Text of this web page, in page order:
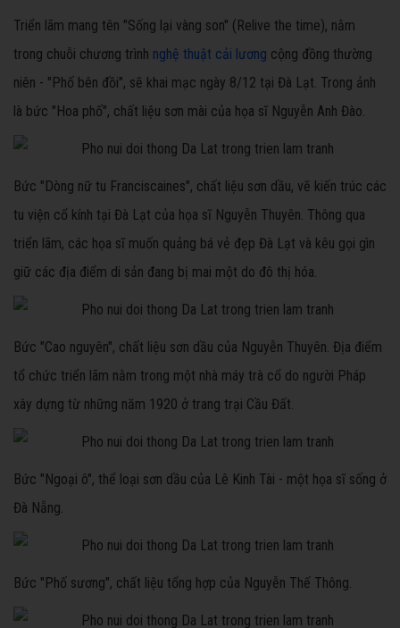
Triển lãm mang tên "Sống lại vàng son" (Relive the time), nằm
trong chuỗi chương trình nghệ thuật cải lương cộng đồng thường
niên - "Phố bên đồi", sẽ khai mạc ngày 8/12 tại Đà Lạt. Trong ảnh
là bức "Hoa phố", chất liệu sơn mài của họa sĩ Nguyễn Anh Đào.
Bức "Dòng nữ tu Franciscaines", chất liệu sơn dầu, vẽ kiến trúc các
tu viện cổ kính tại Đà Lạt của họa sĩ Nguyễn Thuyên. Thông qua
triển lãm, các họa sĩ muốn quảng bá vẻ đẹp Đà Lạt và kêu gọi gìn
giữ các địa điểm di sản đang bị mai một do đô thị hóa.
Bức "Cao nguyên", chất liệu sơn dầu của Nguyễn Thuyên. Địa điểm
tổ chức triển lãm nằm trong một nhà máy trà cổ do người Pháp
xây dựng từ những năm 1920 ở trang trại Cầu Đất.
Bức "Ngoại ô", thể loại sơn dầu của Lê Kinh Tài - một họa sĩ sống ở
Đà Nẵng.
Bức "Phố sương", chất liệu tổng hợp của Nguyễn Thế Thông.